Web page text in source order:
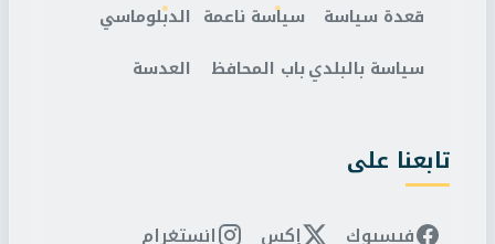
قعدة سياسة
سياسة بالبلدي
سياسة ناعمة
باب المحافظ
الدبلوماسي
العدسة
تابعنا على
فيسبوك إكس انستغرام